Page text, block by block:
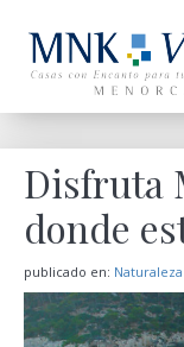
Disfruta
donde
publicado en: